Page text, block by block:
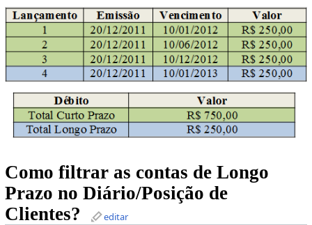
Como filtrar as contas de Longo
Prazo no Diário/Posição de
Clientes?
editar